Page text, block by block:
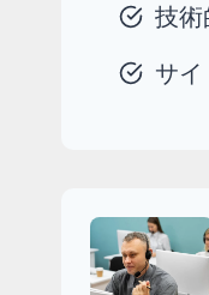
技術
サ